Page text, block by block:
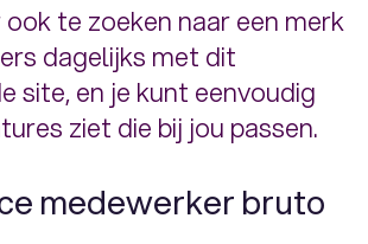
te zoeken naar een merk
dagelijks met dit
site, en je kunt eenvoudig
ziet die bij jou passen.
medewerker bruto